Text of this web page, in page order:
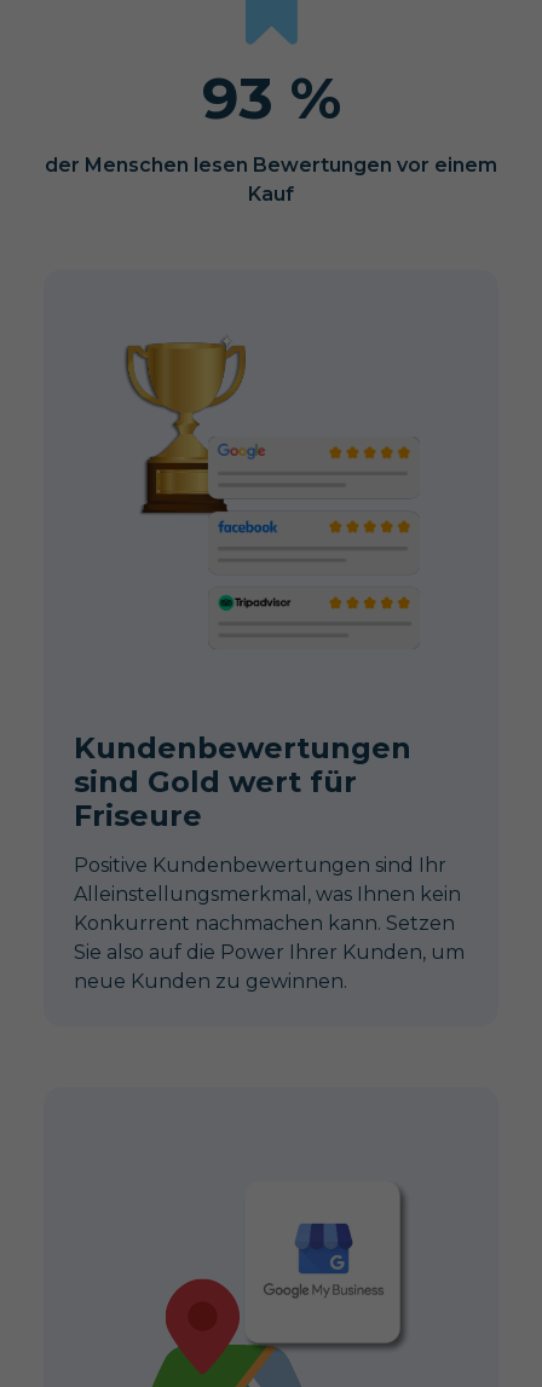
93 %
der Menschen lesen Bewertungen vor einem
Kauf
Kundenbewertungen
sind Gold wert für
Friseure
Positive Kundenbewertungen sind Ihr
Alleinstellungsmerkmal, was Ihnen kein
Konkurrent nachmachen kann. Setzen
Sie also auf die Power Ihrer Kunden, um
neue Kunden zu gewinnen.